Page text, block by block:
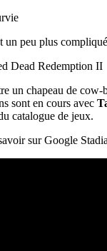
un peu plus
un chapeau de
sont en cours avec
catalogue de jeux.
sur Google